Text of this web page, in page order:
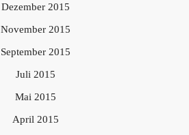
Dezember 2015
November 2015
September 2015
Juli 2015
Mai 2015
April 2015